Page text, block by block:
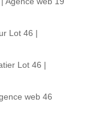
Lot 46 |
Lot 46 |
web 46